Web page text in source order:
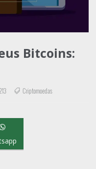
Bitcoins:
Criptomoedas